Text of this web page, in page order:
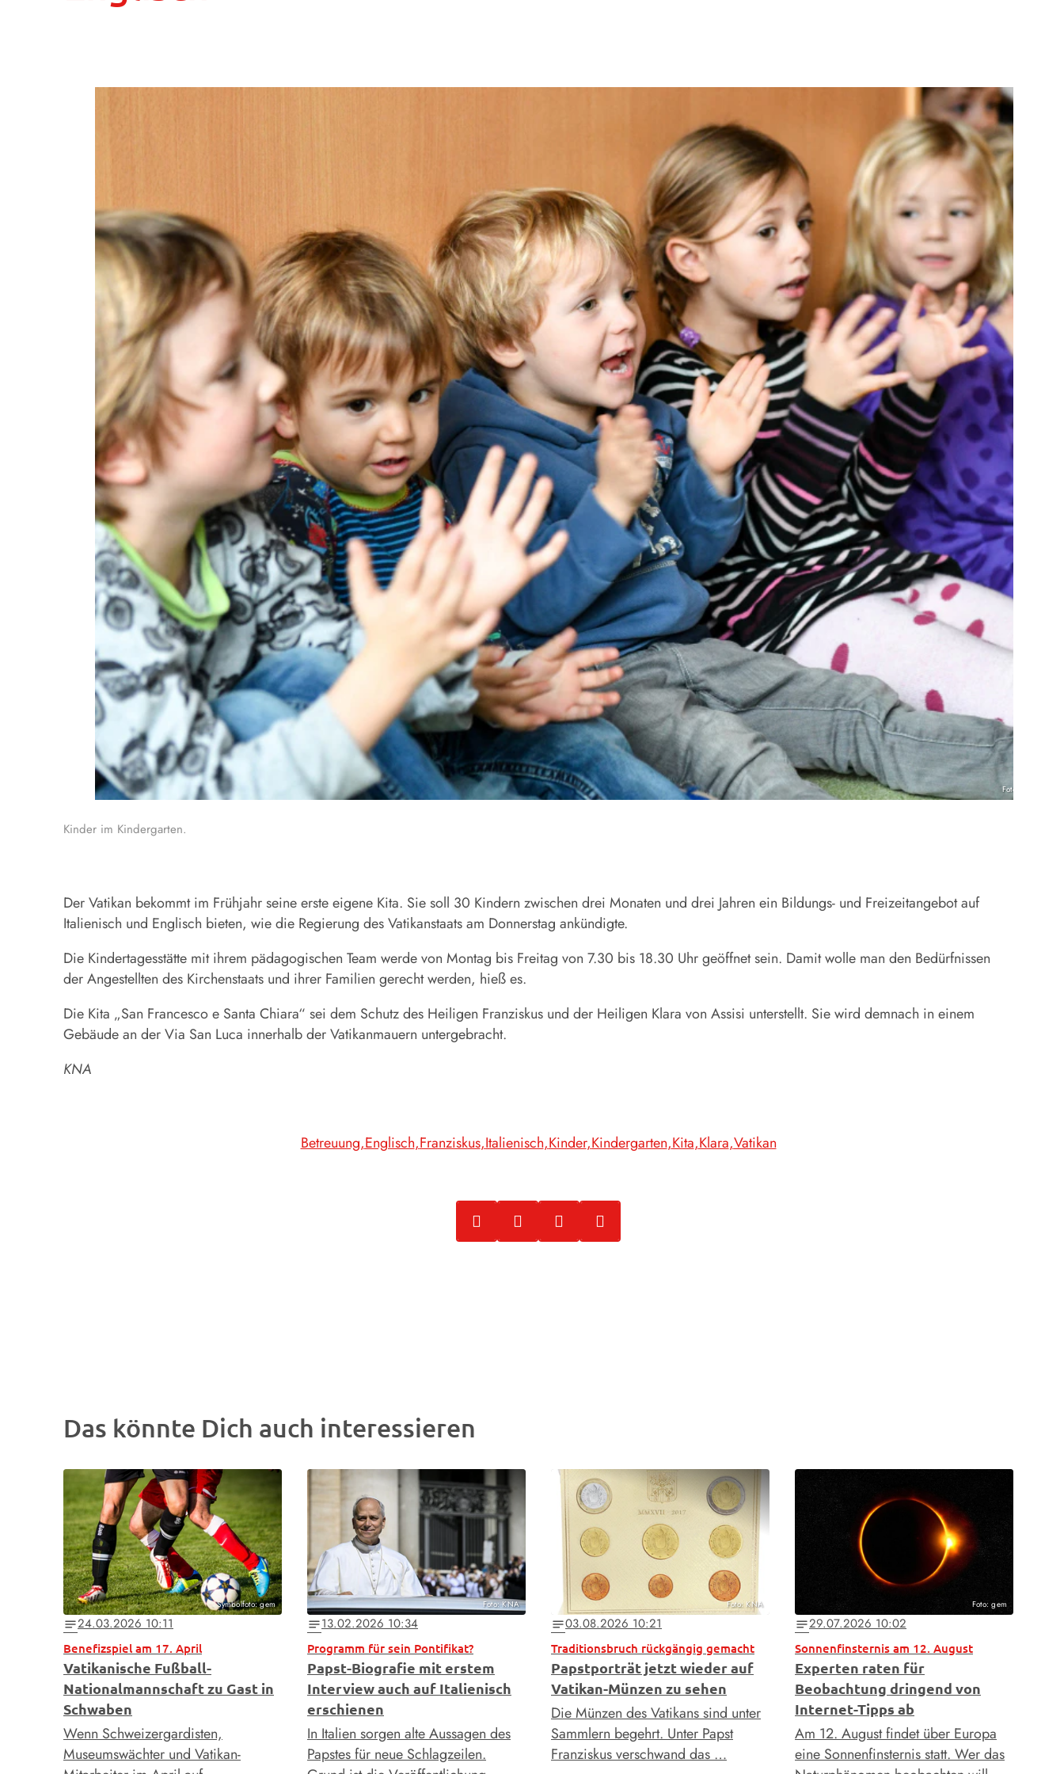
Foto: KNA
Kinder im Kindergarten.
DerVatikan bekommt im Frühjahr seine erste eigene Kita. Sie soll 30 Kindern zwischen drei Monaten und drei Jahren ein Bildungs- und Freizeitangebot auf
Italienisch und Englisch bieten, wie die Regierung des Vatikanstaats am Donnerstag ankündigte.
Die Kindertagesstätte mit ihrem pädagogischen Team werde von Montag bis Freitag von 7.30 bis 18.30 Uhr geöffnet sein. Damit wolle man den Bedürfnissen
der Angestellten des Kirchenstaats und ihrer Familien gerecht werden, hieß es.
Die Kita „San Francesco e Santa Chiara“ sei dem Schutz des Heiligen Franziskus und der Heiligen Klara von Assisi unterstellt. Sie wird demnach in einem
Gebäude an der Via San Luca innerhalb der Vatikanmauern untergebracht.
KNA
Betreuung Englisch Franziskus Italienisch Kinder Kindergarten Kita Klara Vatikan
Das könnte Dich auch interessieren
Symbolfoto: gem
notes24.03.2026 10:11
Benefizspiel am 17. April
Vatikanische Fußball-
Nationalmannschaft zu Gast in
Schwaben
Wenn Schweizergardisten,
Museumswächter und Vatikan-
Foto: KNA
notes13.02.2026 10:34
Programm für sein Pontifikat?
Papst-Biografie mit erstem
Interview auch auf Italienisch
erschienen
In Italien sorgen alte Aussagen des
Papstes für neue Schlagzeilen.
Foto: KNA
notes03.08.2026 10:21
Traditionsbruch rückgängig gemacht
Papstporträt jetzt wieder auf
Vatikan-Münzen zu sehen
Die Münzen des Vatikans sind unter
Sammlern begehrt. Unter Papst
Franziskus verschwand das …
Foto: gem
notes29.07.2026 10:02
Sonnenfinsternis am 12. August
Experten raten für
Beobachtung dringend von
Internet-Tipps ab
Am 12. August findet über Europa
eine Sonnenfinsternis statt. Wer das